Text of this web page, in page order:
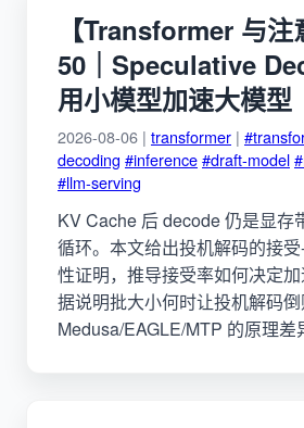
【Transformer 与注
50｜Speculative
用小模型加速大模型
2026-08-06 | transformer |
decoding #inference#draft-model
#llm-serving
KV Cache 后 decode 仍是显存
循环。本文给出投机解码的接
性证明，推导接受率如何决定
据说明批大小何时让投机解码
Medusa/EAGLE/MTP 的原理差